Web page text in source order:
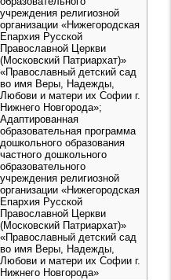
учреждения религиозной
организации «Нижегородская
Епархия Русской
Православной Церкви
(Московский Патриархат)»
«Православный детский сад
во имя Веры, Надежды,
Любови и матери их Софии г.
Нижнего Новгорода»;
Адаптированная
образовательная программа
дошкольного образования
частного дошкольного
образовательного
учреждения религиозной
организации «Нижегородская
Епархия Русской
Православной Церкви
(Московский Патриархат)»
«Православный детский сад
во имя Веры, Надежды,
Любови и матери их Софии г.
Нижнего Новгорода»